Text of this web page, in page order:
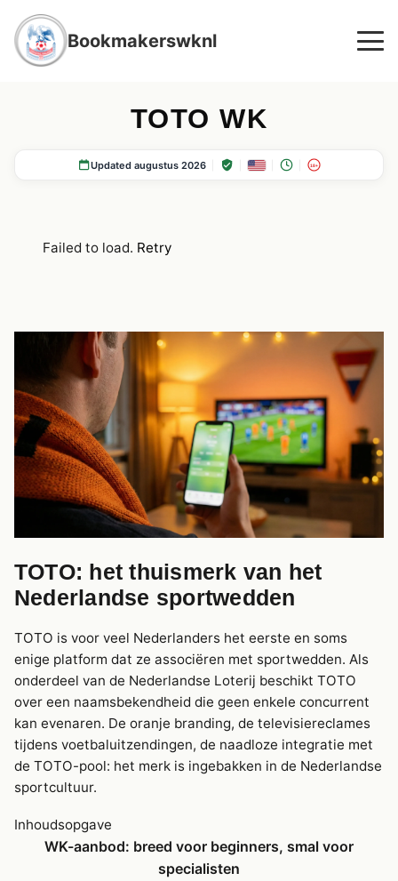
Bookmakerswknl
TOTO WK
Updated augustus 2026 18+
Failed to load. Retry
TOTO: het thuismerk van het
Nederlandse sportwedden
TOTO is voor veel Nederlanders het eerste en soms
enige platform dat ze associëren met sportwedden. Als
onderdeel van de Nederlandse Loterij beschikt TOTO
over een naamsbekendheid die geen enkele concurrent
kan evenaren. De oranje branding, de televisiereclames
tijdens voetbaluitzendingen, de naadloze integratie met
de TOTO-pool: het merk is ingebakken in de Nederlandse
sportcultuur.
Inhoudsopgave
WK-aanbod: breed voor beginners, smal voor
specialisten